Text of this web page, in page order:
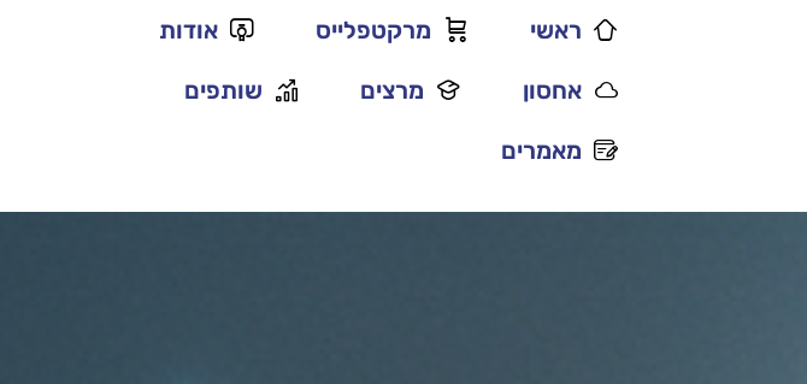
ראשי מרקטפלייס אודות
אחסון מרצים שותפים
מאמרים